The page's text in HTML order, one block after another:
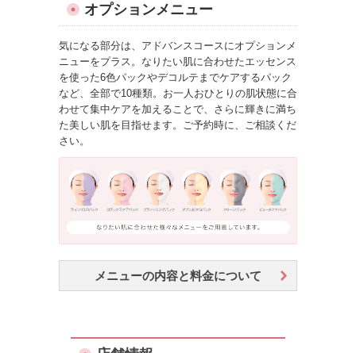
オプションメニュー
気になる部分は、アドバンスコースにオプションメ
ニューをプラス。なりたい肌に合わせたエッセンス
を使った6色パックやデコルテまでケアするパック
など、全部で10種類。お一人おひとりの肌状態に合
わせて集中ケアを加えることで、さらに輝きに満ち
た美しい肌を目指せます。ご予約時に、ご相談くだ
さい。
メニューの内容と料金について